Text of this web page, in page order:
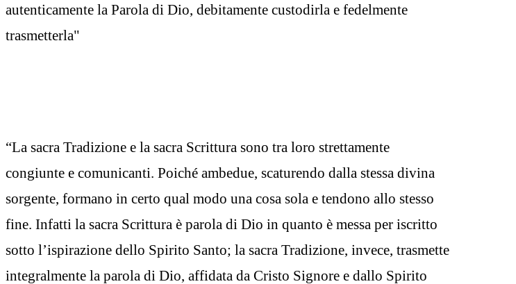
autenticamente la Parola di Dio, debitamente custodirla e fedelmente
trasmetterla"
“La sacra Tradizione e la sacra Scrittura sono tra loro strettamente
congiunte e comunicanti. Poiché ambedue, scaturendo dalla stessa divina
sorgente, formano in certo qual modo una cosa sola e tendono allo stesso
fine. Infatti la sacra Scrittura è parola di Dio in quanto è messa per iscritto
sotto l’ispirazione dello Spirito Santo; la sacra Tradizione, invece, trasmette
integralmente la parola di Dio, affidata da Cristo Signore e dallo Spirito